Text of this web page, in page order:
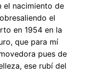
el nacimiento de
el
en 1954 en la
que para mí
pues de
ese rubí del